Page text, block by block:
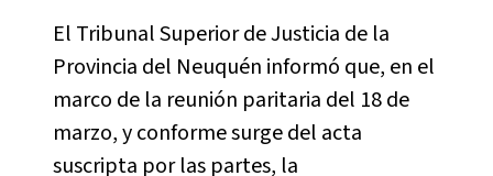
El Tribunal Superior de Justicia de la
Provincia del Neuquén informó que, en el
marco de la reunión paritaria del 18 de
marzo, y conforme surge del acta
suscripta por las partes, la